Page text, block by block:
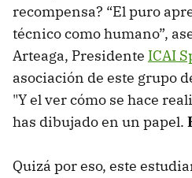
recompensa? “El puro
técnico como humano”,
Arteaga, Presidente ICAI
asociación de este grupo
"Y el ver cómo se hace
has dibujado en un papel.
Quizá por eso, este